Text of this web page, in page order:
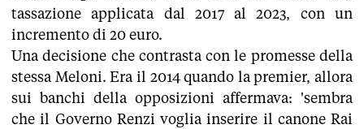
tassazione applicata dal 2017 al 2023, con un
incremento di 20 euro.
Una decisione che contrasta con le promesse della
stessa Meloni. Era il 2014 quando la premier, allora
sui banchi della opposizioni affermava: 'sembra
che il Governo Renzi voglia inserire il canone Rai